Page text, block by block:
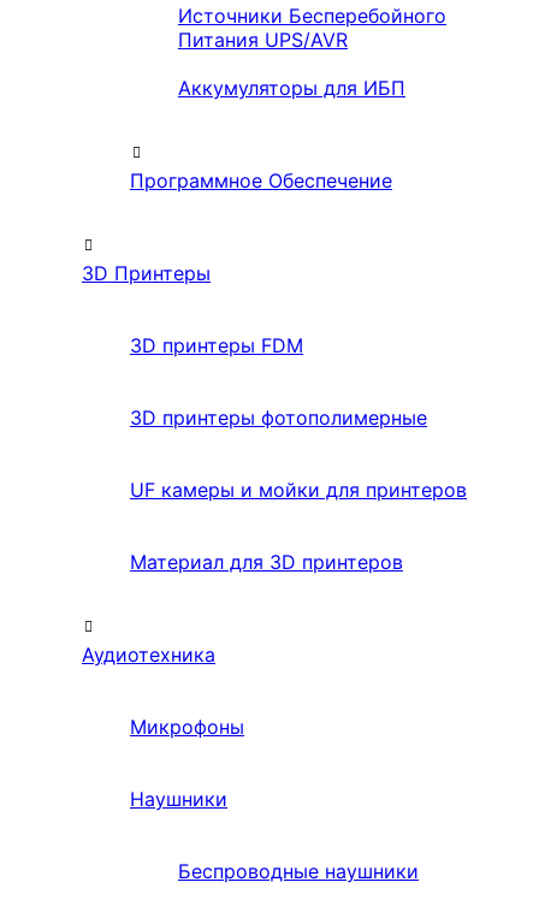
Источники Бесперебойного
Питания UPS/AVR
Аккумуляторы для ИБП
Программное Обеспечение
3D Принтеры
3D принтеры FDM
3D принтеры фотополимерные
UF камеры и мойки для принтеров
Материал для 3D принтеров
Аудиотехника
Микрофоны
Наушники
Беспроводные наушники